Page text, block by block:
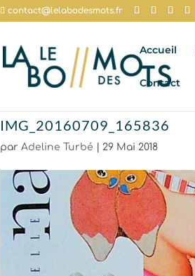
contact@lelabodesmots.fr
Accueil
Contact
IMG_20160709_165836
parAdeline Turbé 29 Mai 2018